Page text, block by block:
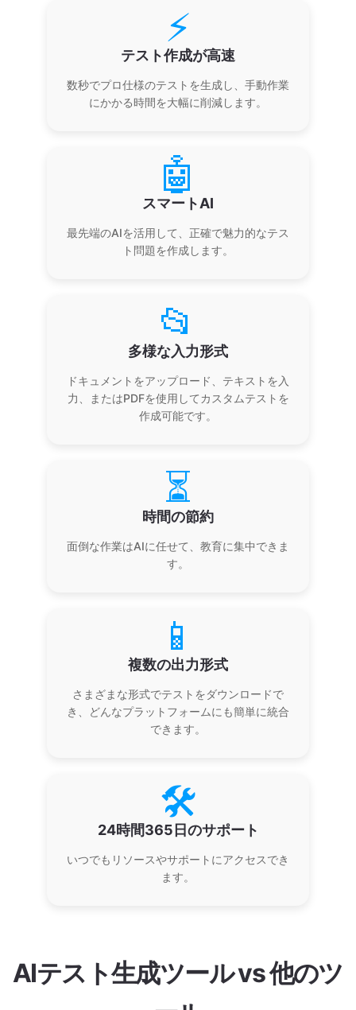
⚡
テスト作成が高速
数秒でプロ仕様のテストを生成し、手動作業
にかかる時間を大幅に削減します。
🤖
スマートAI
最先端のAIを活用して、正確で魅力的なテス
ト問題を作成します。
📂
多様な入力形式
ドキュメントをアップロード、テキストを入
力、またはPDFを使用してカスタムテストを
作成可能です。
⏳
時間の節約
面倒な作業はAIに任せて、教育に集中できま
す。
📱
複数の出力形式
さまざまな形式でテストをダウンロードで
き、どんなプラットフォームにも簡単に統合
できます。
🛠️
24時間365日のサポート
いつでもリソースやサポートにアクセスでき
ます。
AIテスト生成ツール vs 他のツ